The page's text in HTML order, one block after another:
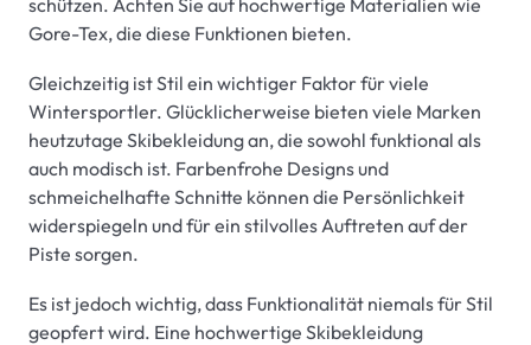
Gore-Tex, die diese Funktionen bieten.
Gleichzeitig ist Stil ein wichtiger Faktor für viele
Wintersportler. Glücklicherweise bieten viele Marken
heutzutage Skibekleidung an, die sowohl funktional als
auch modisch ist. Farbenfrohe Designs und
schmeichelhafte Schnitte können die Persönlichkeit
widerspiegeln und für ein stilvolles Auftreten auf der
Piste sorgen.
Es ist jedoch wichtig, dass Funktionalität niemals für Stil
geopfert wird. Eine hochwertige Skibekleidung